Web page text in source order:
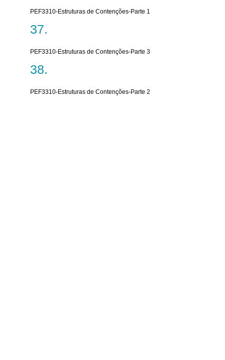
PEF3310-Estruturas de Contenções-Parte 1
PEF3310-Estruturas de Contenções-Parte 3
PEF3310-Estruturas de Contenções-Parte 2